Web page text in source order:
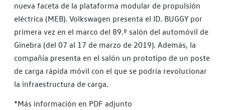
nueva faceta de la plataforma modular de propulsión
eléctrica (MEB). Volkswagen presenta el ID. BUGGY por
primera vez en el marco del 89.º salón del automóvil de
Ginebra (del 07 al 17 de marzo de 2019). Además, la
compañía presenta en el salón un prototipo de un poste
de carga rápida móvil con el que se podría revolucionar
la infraestructura de carga.
*Más información en PDF adjunto